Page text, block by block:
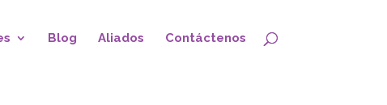
Blog Aliados Contáctenos